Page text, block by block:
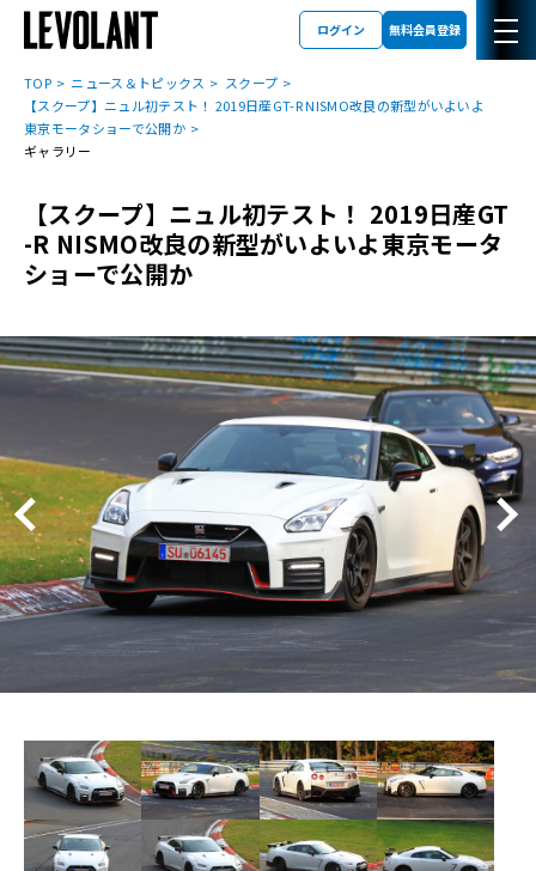
ログイン 無料会員登録
TOP ニュース＆トピックス
スクープ
【スクープ】ニュル初テスト！ 2019日産GT-R NISMO改良の新型がいよいよ
東京モータショーで公開か
ギャラリー
【スクープ】ニュル初テスト！ 2019日産GT
-R NISMO改良の新型がいよいよ東京モータ
ショーで公開か